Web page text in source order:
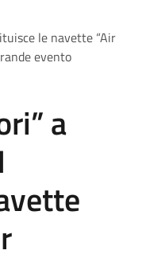
le navette “Air
evento
a